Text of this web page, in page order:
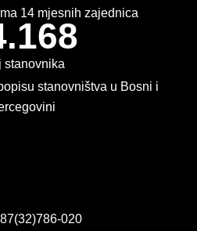
14 mjesnih zajednica
stanovnika
stanovništva u Bosni i
020